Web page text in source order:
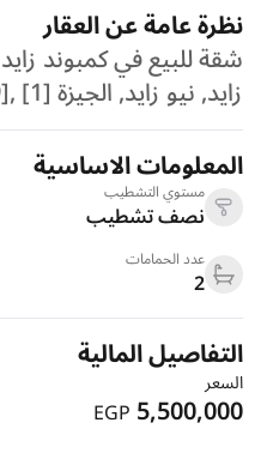
نظرة عامة عن العقار
زايد, نيو زايد, الجيزة [1] ,[49] [50]
المعلومات الاساسية
مستوي التشطيب
نصف تشطيب
عدد الحمامات
2
التفاصيل المالية
السعر
5,500,000
EGP